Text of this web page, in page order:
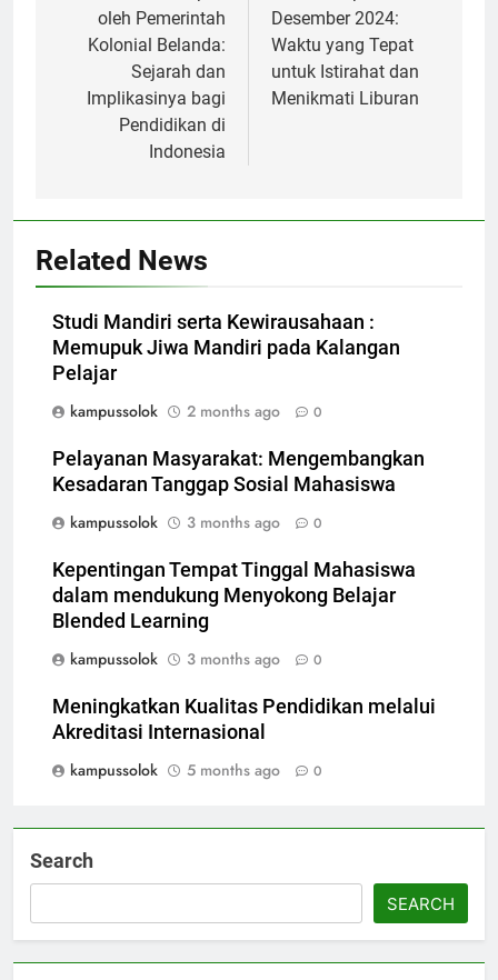
oleh Pemerintah
Kolonial Belanda:
Sejarah dan
Implikasinya bagi
Pendidikan di
Indonesia
Desember 2024:
Waktu yang Tepat
untuk Istirahat dan
Menikmati Liburan
Related News
Studi Mandiri serta Kewirausahaan :
Memupuk Jiwa Mandiri pada Kalangan
Pelajar
kampussolok
2 months ago 0
Pelayanan Masyarakat: Mengembangkan
Kesadaran Tanggap Sosial Mahasiswa
kampussolok
3 months ago 0
Kepentingan Tempat Tinggal Mahasiswa
dalam mendukung Menyokong Belajar
Blended Learning
kampussolok
3 months ago 0
Meningkatkan Kualitas Pendidikan melalui
Akreditasi Internasional
kampussolok
5 months ago 0
Search
SEARCH